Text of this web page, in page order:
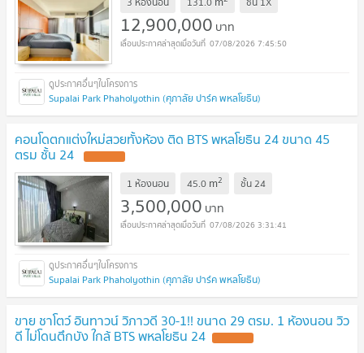
12,900,000 บาท
07/08/2026 7:45:50
Supalai Park Phaholyothin (ศุภาลัย ปาร์ค พหลโยธิน)
คอนโดตกแต่งใหม่สวยทั้งห้อง ติด BTS พหลโยธิน 24 ขนาด 45
ตรม ชั้น 24
1 ห้องนอน 45.0 m2 ชั้น24
3,500,000 บาท
07/08/2026 3:31:41
Supalai Park Phaholyothin (ศุภาลัย ปาร์ค พหลโยธิน)
ขาย ชาโตว์ อินทาวน์ วิภาวดี 30-1!! ขนาด 29 ตรม. 1 ห้องนอน วิว
ดี ไม่โดนตึกบัง ใกล้ BTS พหลโยธิน 24